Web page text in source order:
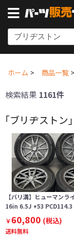
ホーム 商品一覧
検索結果 1161件
「ブリヂスト
【バリ溝】ヒューマンラ
16in 6.5J +53
￥60,800 (税込)
送料無料